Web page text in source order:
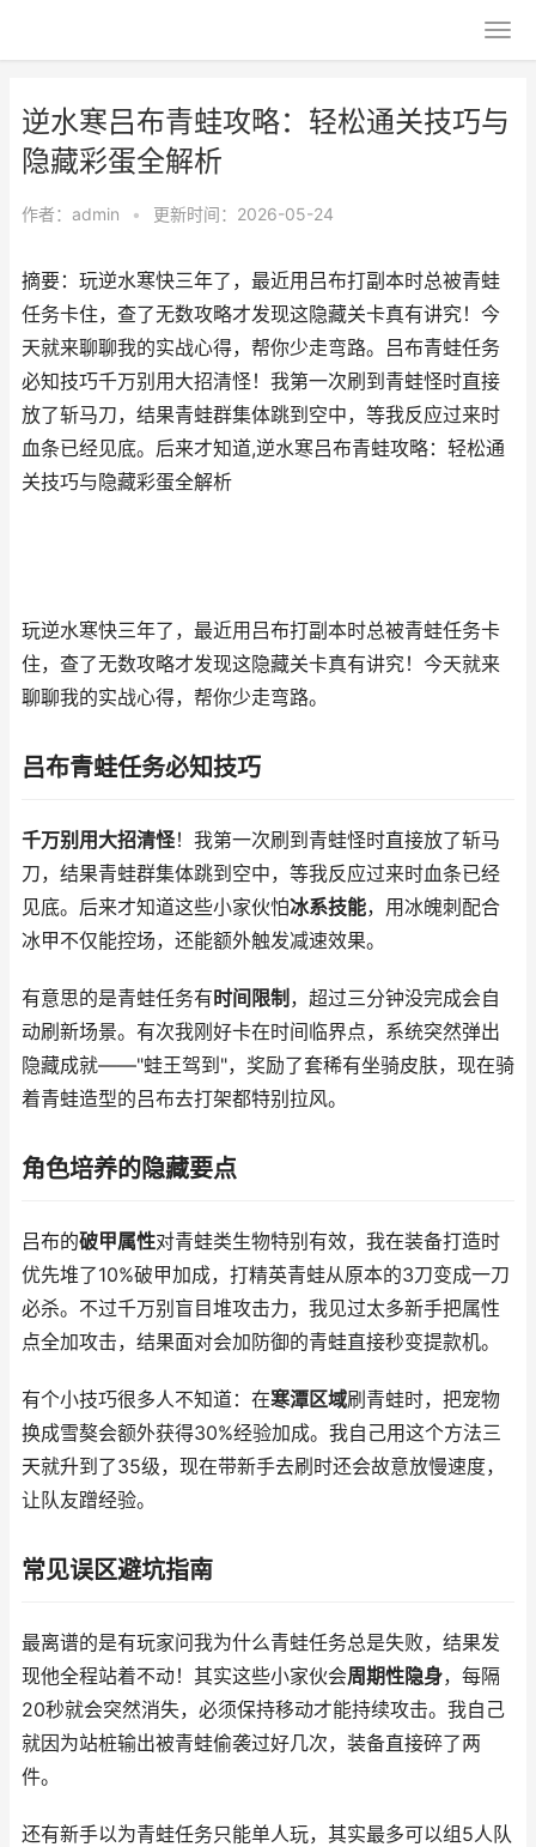
逆水寒吕布青蛙攻略：轻松通关技巧与
隐藏彩蛋全解析
作者： admin • 更新时间：2026-05-24
摘要：玩逆水寒快三年了，最近用吕布打副本时总被青蛙
任务卡住，查了无数攻略才发现这隐藏关卡真有讲究！今
天就来聊聊我的实战心得，帮你少走弯路。吕布青蛙任务
必知技巧千万别用大招清怪！我第一次刷到青蛙怪时直接
放了斩马刀，结果青蛙群集体跳到空中，等我反应过来时
血条已经见底。后来才知道,逆水寒吕布青蛙攻略：轻松通
关技巧与隐藏彩蛋全解析
玩逆水寒快三年了，最近用吕布打副本时总被青蛙任务卡
住，查了无数攻略才发现这隐藏关卡真有讲究！今天就来
聊聊我的实战心得，帮你少走弯路。
吕布青蛙任务必知技巧
千万别用大招清怪！我第一次刷到青蛙怪时直接放了斩马
刀，结果青蛙群集体跳到空中，等我反应过来时血条已经
见底。后来才知道这些小家伙怕冰系技能，用冰魄刺配合
冰甲不仅能控场，还能额外触发减速效果。
有意思的是青蛙任务有时间限制 ，超过三分钟没完成会自
动刷新场景。有次我刚好卡在时间临界点，系统突然弹出
隐藏成就——"蛙王驾到"，奖励了套稀有坐骑皮肤，现在骑
着青蛙造型的吕布去打架都特别拉风。
角色培养的隐藏要点
吕布的破甲属性对青蛙类生物特别有效，我在装备打造时
优先堆了10%破甲加成，打精英青蛙从原本的3刀变成一刀
必杀。不过千万别盲目堆攻击力，我见过太多新手把属性
点全加攻击，结果面对会加防御的青蛙直接秒变提款机。
有个小技巧很多人不知道：在寒潭区域刷青蛙时，把宠物
换成雪獒会额外获得30%经验加成。我自己用这个方法三
天就升到了35级，现在带新手去刷时还会故意放慢速度，
让队友蹭经验。
常见误区避坑指南
最离谱的是有玩家问我为什么青蛙任务总是失败，结果发
现他全程站着不动！其实这些小家伙会周期性隐身，每隔
20秒就会突然消失，必须保持移动才能持续攻击。我自己
就因为站桩输出被青蛙偷袭过好几次，装备直接碎了两
件。
还有新手以为青蛙任务只能单人玩，其实最多可以组5人队